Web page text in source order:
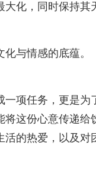
化，同时保持其
与情感的底蕴。
项任务，更是为
这份心意传递给
的热爱，以及对